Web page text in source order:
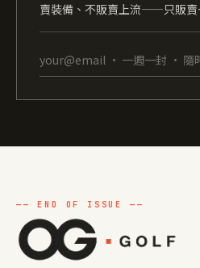
賣裝備、不販賣上流——只販賣